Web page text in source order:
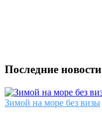
Последние новости
Зимой на море без визы